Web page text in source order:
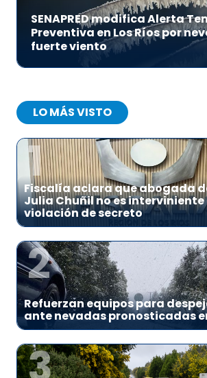
SENAPRED modifica Alerta
Preventiva en Los Ríos por
fuerte viento
LO MÁS VISTO
1
Fiscalía aclara que abogada
Julia Chuñil no es interviniente
violación de secreto
2
Refuerzan equipos para
ante nevadas pronosticadas